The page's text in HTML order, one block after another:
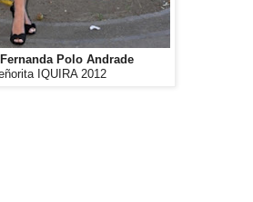
Polo Andrade
IQUIRA 2012